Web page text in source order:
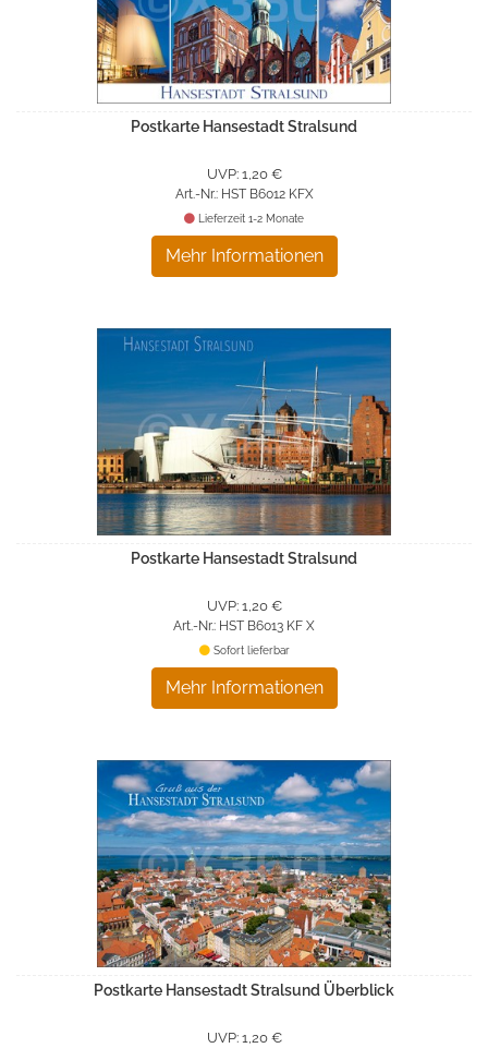
Postkarte Hansestadt Stralsund
UVP: 1,20 €
Art.-Nr.: HST B6012 KFX
Mehr Informationen
Lieferzeit 1-2 Monate
Postkarte Hansestadt Stralsund
UVP: 1,20 €
Art.-Nr.: HST B6013 KF X
Mehr Informationen
Sofort lieferbar
Postkarte Hansestadt Stralsund Überblick
UVP: 1,20 €